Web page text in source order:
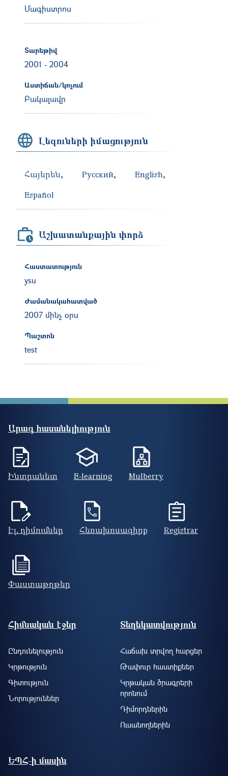
Մագիստրոս
Տարեթիվ
2001 - 2004
Աստիճան/կոչում
Բակալավր
Լեզուների իմացություն
Հայերեն Русский
English
Español
Աշխատանքային փորձ
Հաստատություն
ysu
Ժամանակահատված
2007 մինչ օրս
Պաշտոն
test
Արագ հասանելիություն
Ինտրանետ E-learning Mulberry
Էլ. դիմումներ Հեռախոսագիրք Registrar
Փաստաթղթեր
Footer site information
Հիմնական էջեր
Ընդունելություն
Կրթություն
Գիտություն
Նորություններ
Տեղեկատվություն
Հաճախ տրվող հարցեր
Թափուր հաստիքներ
Կրթական ծրագրերի
որոնում
Դիմորդներին
Ուսանողներին
ԵՊՀ-ի մասին